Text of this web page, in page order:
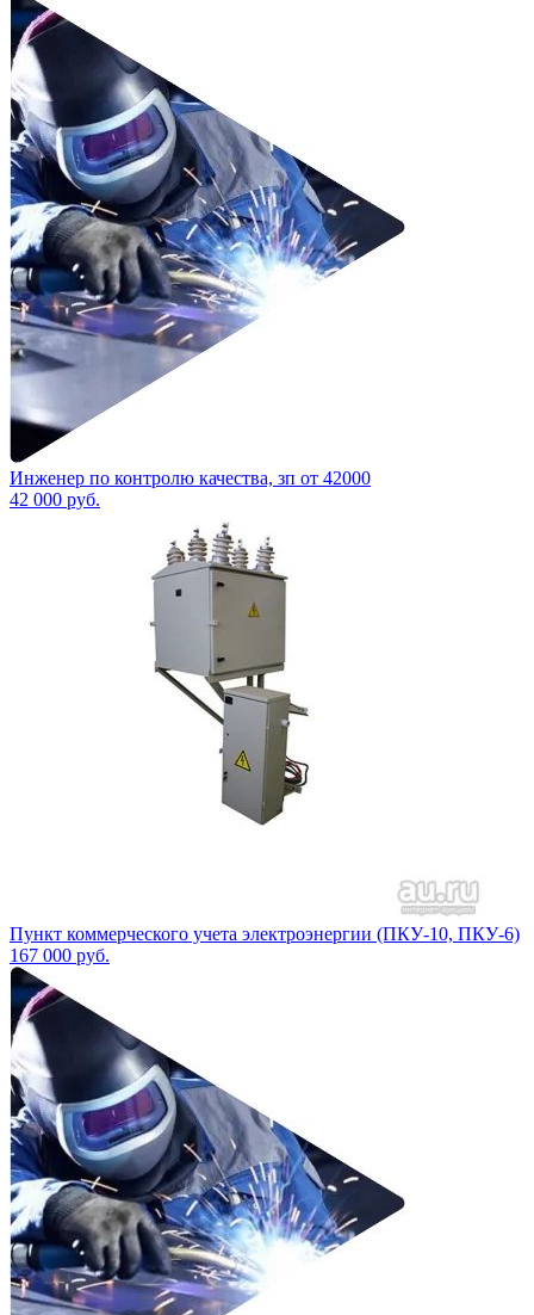
Инженер по контролю качества, зп от 42000
42 000 руб.
Пункт коммерческого учета электроэнергии (ПКУ-10, ПКУ-6)
167 000 руб.